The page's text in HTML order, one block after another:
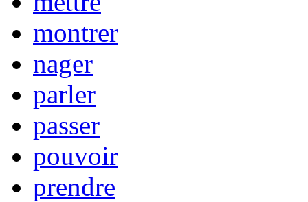
montrer
nager
parler
passer
pouvoir
prendre